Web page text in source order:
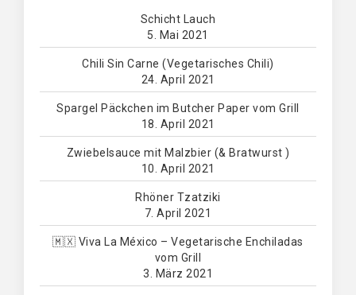
Schicht Lauch
5. Mai 2021
Chili Sin Carne (Vegetarisches Chili)
24. April 2021
Spargel Päckchen im Butcher Paper vom Grill
18. April 2021
Zwiebelsauce mit Malzbier (& Bratwurst )
10. April 2021
Rhöner Tzatziki
7. April 2021
🇲🇽 Viva La México – Vegetarische Enchiladas
vom Grill
3. März 2021